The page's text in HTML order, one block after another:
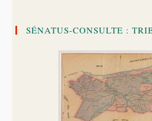
SÉNATUS-CONSULTE :